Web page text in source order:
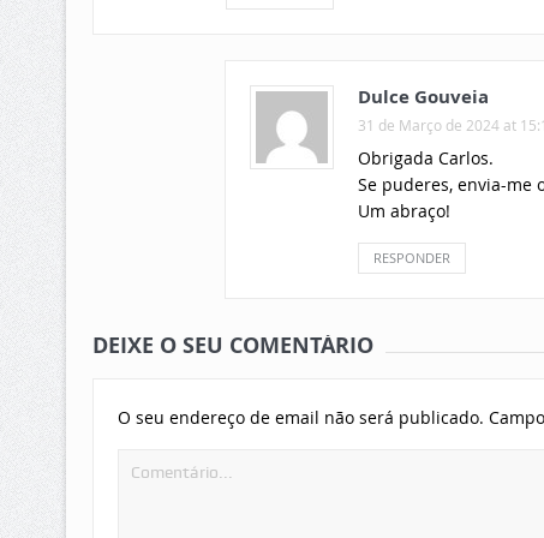
Dulce Gouveia
31 de Março de 2024 at
Obrigada Carlos.
Se puderes, envia-me
Um abraço!
RESPONDER
DEIXE O SEU COMENTÁRIO
O seu endereço de email não será publicado.